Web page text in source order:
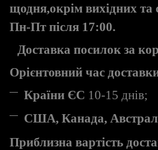
щодня,окрім вихідних та
Пн-Пт після 17:00.
Доставка посилок за
Орієнтовний час
Країни ЄС 10-15 днів;
США, Канада,
Приблизна вартість